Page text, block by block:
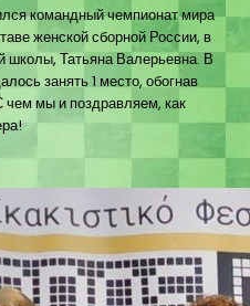
командный чемпионат мира
женской сборной России, в
школы, Татьяна Валерьевна. В
занять 1 место, обогнав
чем мы и поздравляем, как